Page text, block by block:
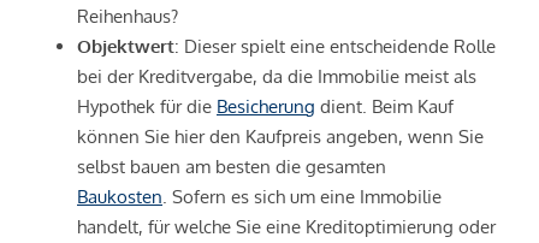
Reihenhaus?
Objektwert: Dieser spielt eine entscheidende Rolle
bei der Kreditvergabe, da die Immobilie meist als
Hypothek für die Besicherung dient. Beim Kauf
können Sie hier den Kaufpreis angeben, wenn Sie
selbst bauen am besten die gesamten
Baukosten . Sofern es sich um eine Immobilie
handelt, für welche Sie eine Kreditoptimierung oder